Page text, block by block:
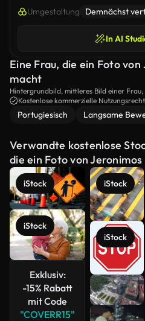
Umgestaltung Demnächst
In AI
Eine Frau, die ein Foto
macht
Hintergrundbild, mittleres Bild einer
des Jeronimos-Klosters macht und die
Gothic-Styles aufnimmt.
Kostenlose kommerzielle
Portugiesisch Langsame
Verwandte kostenlose
die ein Foto von
iStock
iStock
Exklusiv:
-15% Rabatt
mit Code
"COVERR15"
iStock
iStock